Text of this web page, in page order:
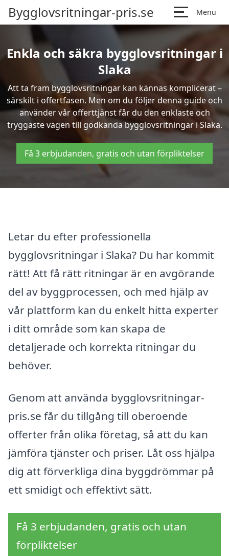
Bygglovsritningar-pris.se Menu
Enkla och säkra bygglovsritningar i
Slaka
Att ta fram bygglovsritningar kan kännas komplicerat –
särskilt i offertfasen. Men om du följer denna guide och
använder vår offerttjänst får du den enklaste och
tryggaste vägen till godkända bygglovsritningar i Slaka.
Få 3 erbjudanden, gratis och utan förpliktelser
Letar du efter professionella
bygglovsritningar i Slaka? Du har kommit
rätt! Att få rätt ritningar är en avgörande
del av byggprocessen, och med hjälp av
vår plattform kan du enkelt hitta experter
i ditt område som kan skapa de
detaljerade och korrekta ritningar du
behöver.
Genom att använda bygglovsritningar-
pris.se får du tillgång till oberoende
offerter från olika företag, så att du kan
jämföra tjänster och priser. Låt oss hjälpa
dig att förverkliga dina byggdrömmar på
ett smidigt och effektivt sätt.
Få 3 erbjudanden, gratis och utan
förpliktelser